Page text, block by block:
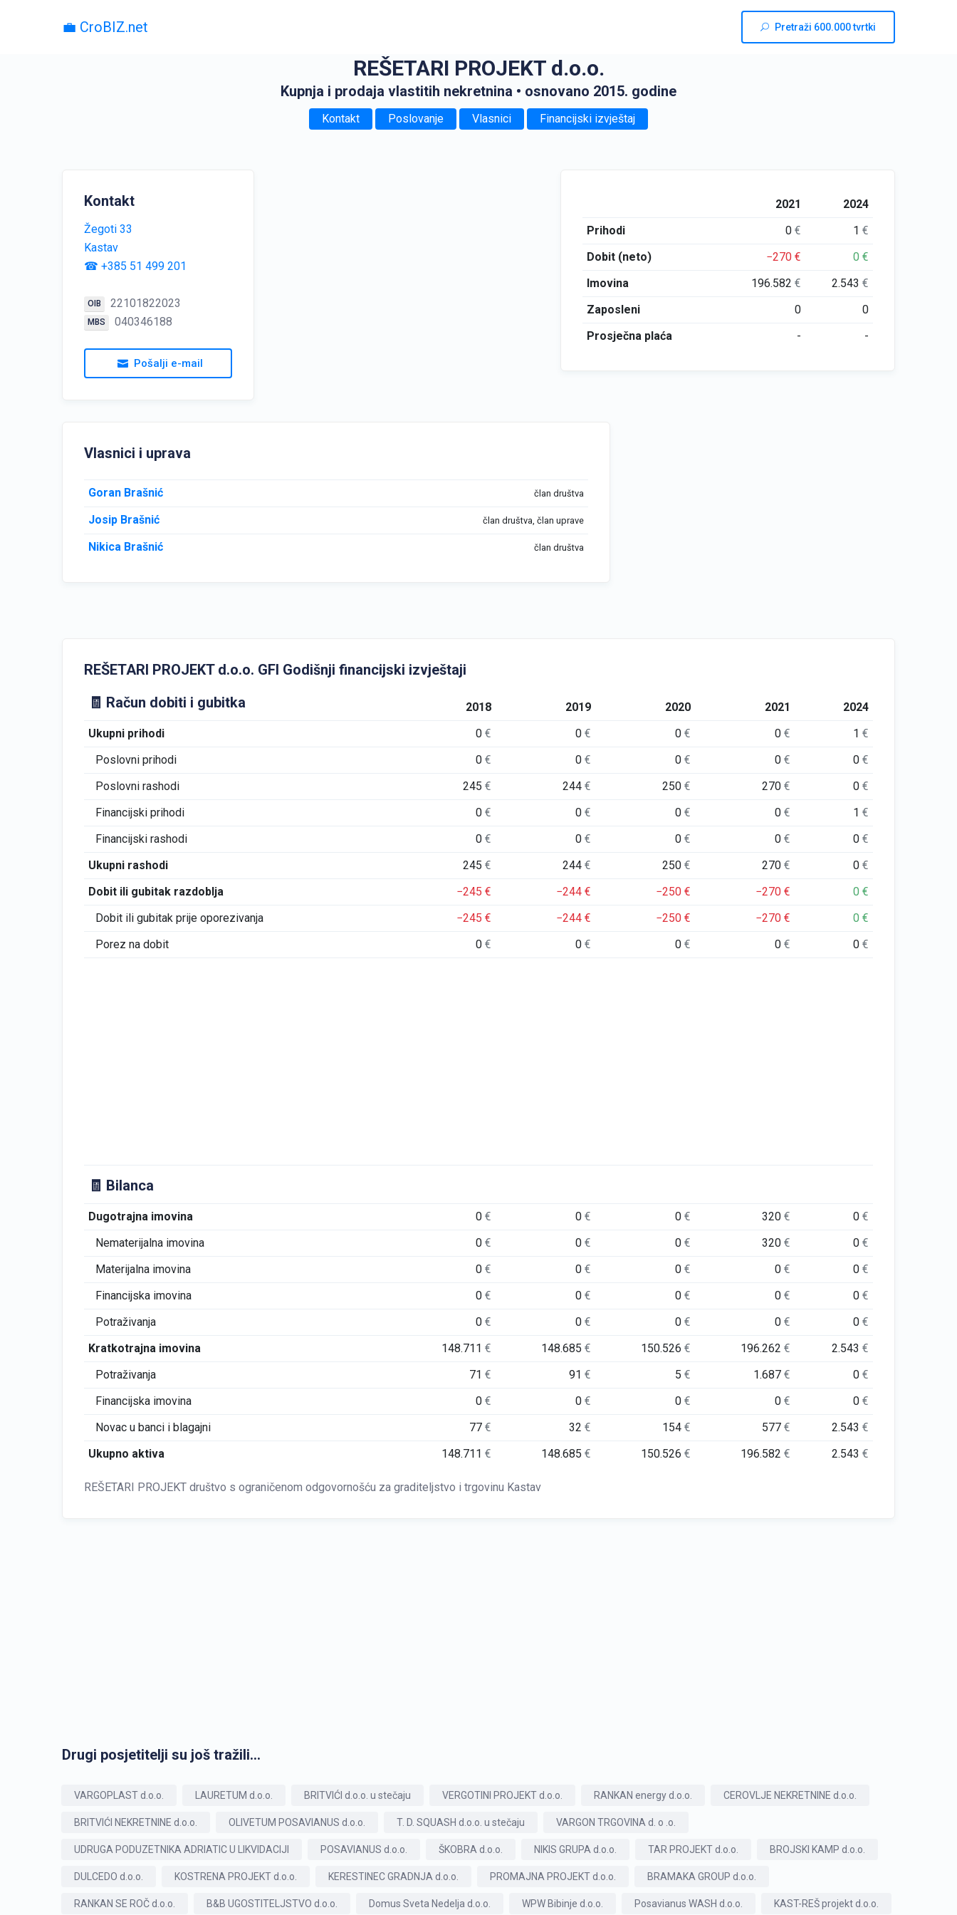
💼 CroBIZ.net Pretraži 600.000 tvrtki
REŠETARI PROJEKT d.o.o.
Kupnja i prodaja vlastitih nekretnina • osnovano 2015. godine
Kontakt Poslovanje Vlasnici Financijski izvještaj
Kontakt
Žegoti 33
Kastav
☎ +385 51 499 201
OIB 22101822023
MBS 040346188
Pošalji e-mail
2021
2024
Prihodi
0€ 1€
Dobit (neto)
−270€ 0€
Imovina
196.582€ 2.543€
Zaposleni
0
0
Prosječna plaća
- -
Vlasnici i uprava
Goran Brašnić član društva
Josip Brašnić član društva, član uprave
Nikica Brašnić član društva
REŠETARI PROJEKT d.o.o. GFI Godišnji financijski izvještaji
🧾 Račun dobiti i gubitka
2018 2019 2020 2021
2024
Ukupni prihodi
0€ 0€ 0€ 0€ 1€
Poslovni prihodi
0€ 0€ 0€ 0€ 0€
Poslovni rashodi
245€ 244€ 250€ 270€ 0€
Financijski prihodi
0€ 0€ 0€ 0€ 1€
Financijski rashodi
0€ 0€ 0€ 0€ 0€
Ukupni rashodi
245€ 244€ 250€ 270€ 0€
Dobit ili gubitak razdoblja
−245€ −244€ −250€ −270€ 0€
Dobit ili gubitak prije oporezivanja
−245€ −244€ −250€ −270€ 0€
Porez na dobit
0€ 0€ 0€ 0€ 0€
🧾 Bilanca
Dugotrajna imovina 0€ 0€ 0€ 320€ 0€
Nematerijalna imovina
0€ 0€ 0€ 320€ 0€
Materijalna imovina
0€ 0€ 0€ 0€ 0€
Financijska imovina
0€ 0€ 0€ 0€ 0€
Potraživanja
0€ 0€ 0€ 0€ 0€
Kratkotrajna imovina
148.711€ 148.685€ 150.526€ 196.262€ 2.543€
Potraživanja
71€ 91€ 5€ 1.687€ 0€
Financijska imovina
0€ 0€ 0€ 0€ 0€
Novac u banci i blagajni
77€ 32€ 154€ 577€ 2.543€
Ukupno aktiva
148.711€ 148.685€ 150.526€ 196.582€ 2.543€
REŠETARI PROJEKT društvo s ograničenom odgovornošću za graditeljstvo i trgovinu Kastav
Drugi posjetitelji su još tražili...
VARGOPLAST d.o.o. LAURETUM d.o.o. BRITVIĆI d.o.o. u stečaju VERGOTINI PROJEKT d.o.o. RANKAN energy d.o.o. CEROVLJE NEKRETNINE d.o.o.
BRITVIĆI NEKRETNINE d.o.o. OLIVETUM POSAVIANUS d.o.o. T. D. SQUASH d.o.o. u stečaju VARGON TRGOVINA d. o .o.
UDRUGA PODUZETNIKA ADRIATIC U LIKVIDACIJI POSAVIANUS d.o.o. ŠKOBRA d.o.o. NIKIS GRUPA d.o.o. TAR PROJEKT d.o.o. BROJSKI KAMP d.o.o.
DULCEDO d.o.o. KOSTRENA PROJEKT d.o.o. KERESTINEC GRADNJA d.o.o. PROMAJNA PROJEKT d.o.o. BRAMAKA GROUP d.o.o.
RANKAN SE ROČ d.o.o. B&B UGOSTITELJSTVO d.o.o. Domus Sveta Nedelja d.o.o. WPW Bibinje d.o.o. Posavianus WASH d.o.o. KAST-REŠ projekt d.o.o.